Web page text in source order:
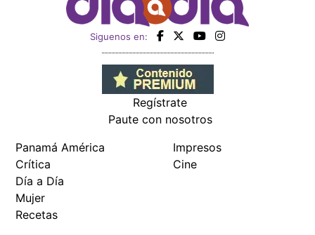
Siguenos en:
Regístrate
Paute con nosotros
Panamá América
Crítica
Día a Día
Mujer
Recetas
Impresos
Cine